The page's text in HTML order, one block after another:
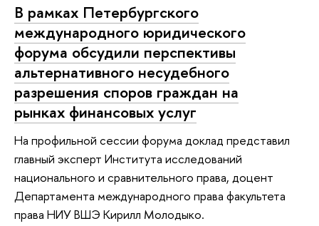
В рамках Петербургского
международного юридического
форума обсудили перспективы
альтернативного несудебного
разрешения споров граждан на
рынках финансовых услуг
На профильной сессии форума доклад представил
главный эксперт Института исследований
национального и сравнительного права, доцент
Департамента международного права факультета
права НИУ ВШЭ Кирилл Молодыко.